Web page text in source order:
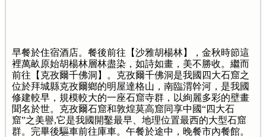
早餐於住宿酒店。餐後前往【沙雅胡楊林】，金秋時節這
裡萬畝原始胡楊林層林盡染，如詩如畫，美不勝收。繼而
前往【克孜爾千佛洞】。克孜爾千佛洞是我國四大石窟之
位於拜城縣克孜爾鄉的明屋達格山，南臨渭幹河，是我國
修建較早，規模較大的一座石窟寺群，以絢麗多彩的壁畫
聞名於世。克孜爾石窟和敦煌莫高窟同享中國“四大石
窟”之美譽,它是我國開鑿最早、地理位置最西的大型石窟
群。完畢後驅車前往庫車。午餐於途中，晚餐市內餐館。